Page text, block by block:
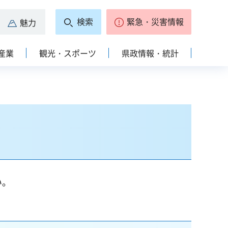
魅力 検索 緊急・災害情報
業 観光・スポーツ 県政情報・統計